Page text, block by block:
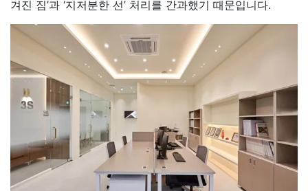
겨진 짐’과 ‘지저분한 선’ 처리를 간과했기 때문입니다.